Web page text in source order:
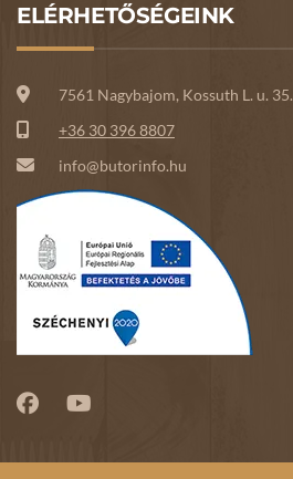
ELÉRHETŐSÉGEINK
7561 Nagybajom, Kossuth L. u. 35.
+36 30 396 8807
info@butorinfo.hu